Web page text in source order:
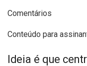
Comentários
Conteúdo para
Ideia é que